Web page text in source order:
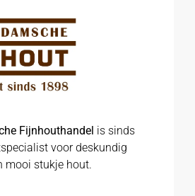
Fijnhouthandel is sinds
voor deskundig
mooi stukje hout.